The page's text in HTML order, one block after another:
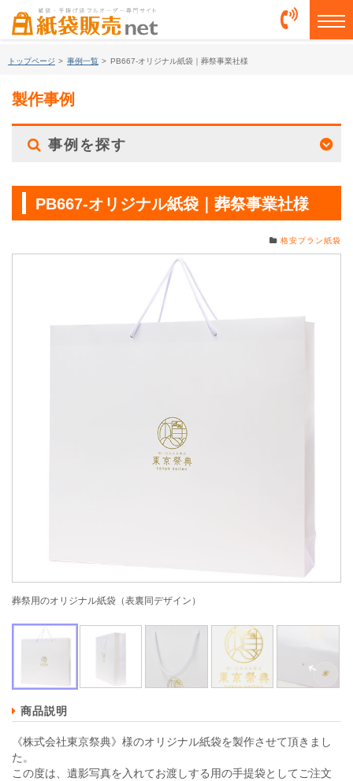
トップページ > 事例一覧 > PB667-オリジナル紙袋｜葬祭事業社様
製作事例
事例を探す
PB667-オリジナル紙袋｜葬祭事業社様
格安プラン紙袋
葬祭用のオリジナル紙袋（表裏同デザイン）
商品説明
《株式会社東京祭典》様のオリジナル紙袋を製作させて頂きまし
た。
この度は、遺影写真を入れてお渡しする用の手提袋としてご注文